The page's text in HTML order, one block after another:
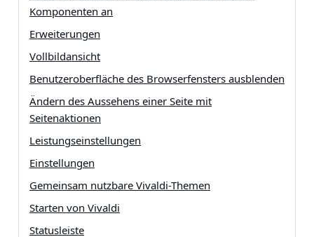
Komponenten an
Erweiterungen
Vollbildansicht
Benutzeroberfläche des Browserfensters ausblenden
Ändern des Aussehens einer Seite mit
Seitenaktionen
Leistungseinstellungen
Einstellungen
Gemeinsam nutzbare Vivaldi-Themen
Starten von Vivaldi
Statusleiste